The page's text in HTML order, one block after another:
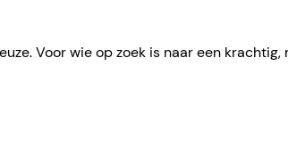
Voor wie op zoek is naar een krachtig,